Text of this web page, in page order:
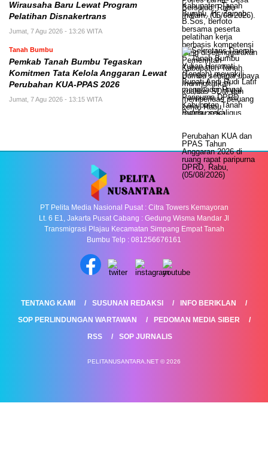
Wirausaha Baru Lewat Program
Pelatihan Disnakertrans
Jumat, 7 Agu 2026 - 13:26 WITA
Tanah Bumbu
Pemkab Tanah Bumbu Tegaskan
Komitmen Tata Kelola Anggaran Lewat
Perubahan KUA-PPAS 2026
Jumat, 7 Agu 2026 - 13:15 WITA
PT Pelita Media Nasional Pusat : Citra Towers Kemayoran
Lt. 6 E1, Jakarta Pusat Cabang : Gedung Wisma Mandar Jl
Transmigrasi Plajau Kecamatan Simpang Empat Tanah
Bumbu Telp : 081256676161
TENTANG KAMI SUSUNAN REDAKSI
INFO BERIKLAN
SOP PERLINDUNGAN WARTAWAN
PEDOMAN MEDIA SIBER
RSS
SOP JURNALIS
PELITANUSANTARA.NET © 2026